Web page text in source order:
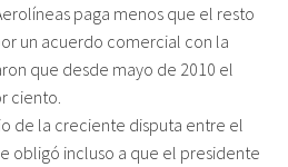
paga menos que el resto
un acuerdo comercial con la
que desde mayo de 2010 el
ciento.
de la creciente disputa entre el
obligó incluso a que el presidente